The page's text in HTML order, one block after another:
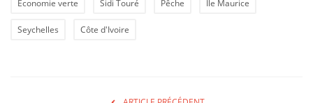
Economie verte Sidi Touré Pêche Île Maurice
Seychelles Côte d'Ivoire